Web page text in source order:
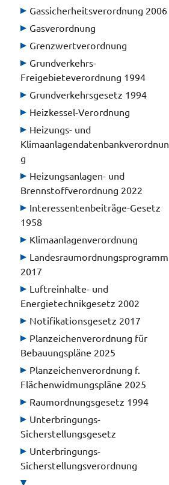
Gassicherheitsverordnung 2006
Gasverordnung
Grenzwertverordnung
Grundverkehrs-
Freigebieteverordnung 1994
Grundverkehrsgesetz 1994
Heizkessel-Verordnung
Heizungs- und
Klimaanlagendatenbankverordnun
g
Heizungsanlagen- und
Brennstoffverordnung 2022
Interessentenbeiträge-Gesetz
1958
Klimaanlagenverordnung
Landesraumordnungsprogramm
2017
Luftreinhalte- und
Energietechnikgesetz 2002
Notifikationsgesetz 2017
Planzeichen­verordnung für
Bebauungspläne 2025
Planzeichenverordnung f.
Flächenwidmungspläne 2025
Raumordnungsgesetz 1994
Unterbringungs-
Sicherstellungsgesetz
Unterbringungs-
Sicherstellungsverordnung
Katastrophenf.
Gesetzblatt:
LGBl. Nr. 81/2016
letzte Fassung:
[derzeit nur Stammfassung]
Abkürzung:
-
Typ:
V
21.12.2016
Auslaufend:
31.12.2028